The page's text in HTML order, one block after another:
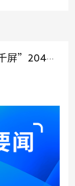
赏8K超高清央视秋晚，“百城千屏”204个点位等你来打卡！